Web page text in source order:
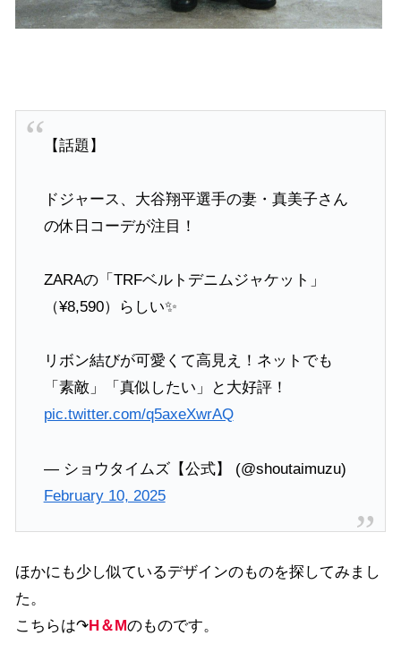
【話題】
ドジャース、大谷翔平選手の妻・真美子さん
の休日コーデが注目！
ZARAの「TRFベルトデニムジャケット」
（¥8,590）らしい✨
リボン結びが可愛くて高見え！ネットでも
「素敵」「真似したい」と大好評！
pic.twitter.com/q5axeXwrAQ
— ショウタイムズ【公式】 (@shoutaimuzu)
February 10, 2025
ほかにも少し似ているデザインのものを探してみまし
た。
こちらは↷H＆Mのものです。